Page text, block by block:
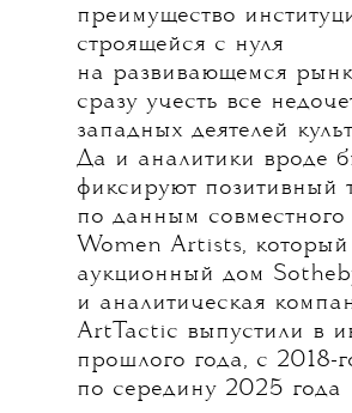
преимущество
строящейся с нуля
на развивающемся
сразу учесть все
западных деятелей
Да и аналитики вроде
фиксируют позитивный
по данным совместного
Women Artists, который
аукционный дом
и аналитическая
ArtTactic выпустили в
прошлого года, с 2018-
по середину 2025 года